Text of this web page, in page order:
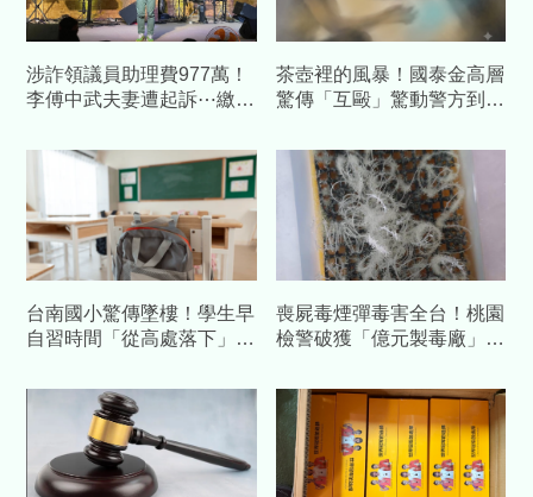
涉詐領議員助理費977萬！
李傅中武夫妻遭起訴⋯繳回
茶壺裡的風暴！國泰金高層
驚傳「互毆」驚動警方到
台南國小驚傳墜樓！學生早
自習時間「從高處落下」
喪屍毒煙彈毒害全台！桃園
檢警破獲「億元製毒廠」逮